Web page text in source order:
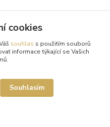
a poštovné zaplatíme za vás.
maximální péčí a odesíláme 2x
cookies
souhlas s použitím souborů
informace týkající se Vašich
Souhlasím